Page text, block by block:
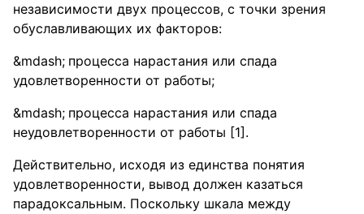
независимости двух процессов, с точки зрения
обуславливающих их факторов:
процесса нарастания или спада
удовлетворенности от работы;
процесса нарастания или спада
неудовлетворенности от работы [1].
Действительно, исходя из единства понятия
удовлетворенности, вывод должен казаться
парадоксальным. Поскольку шкала между